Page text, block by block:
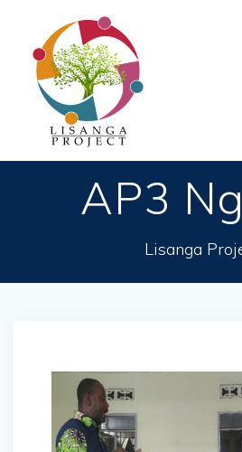
AP3
Lisanga